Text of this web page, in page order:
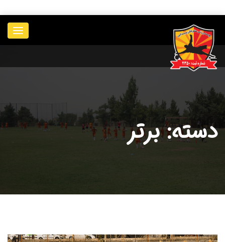
____________
دسته: برتر